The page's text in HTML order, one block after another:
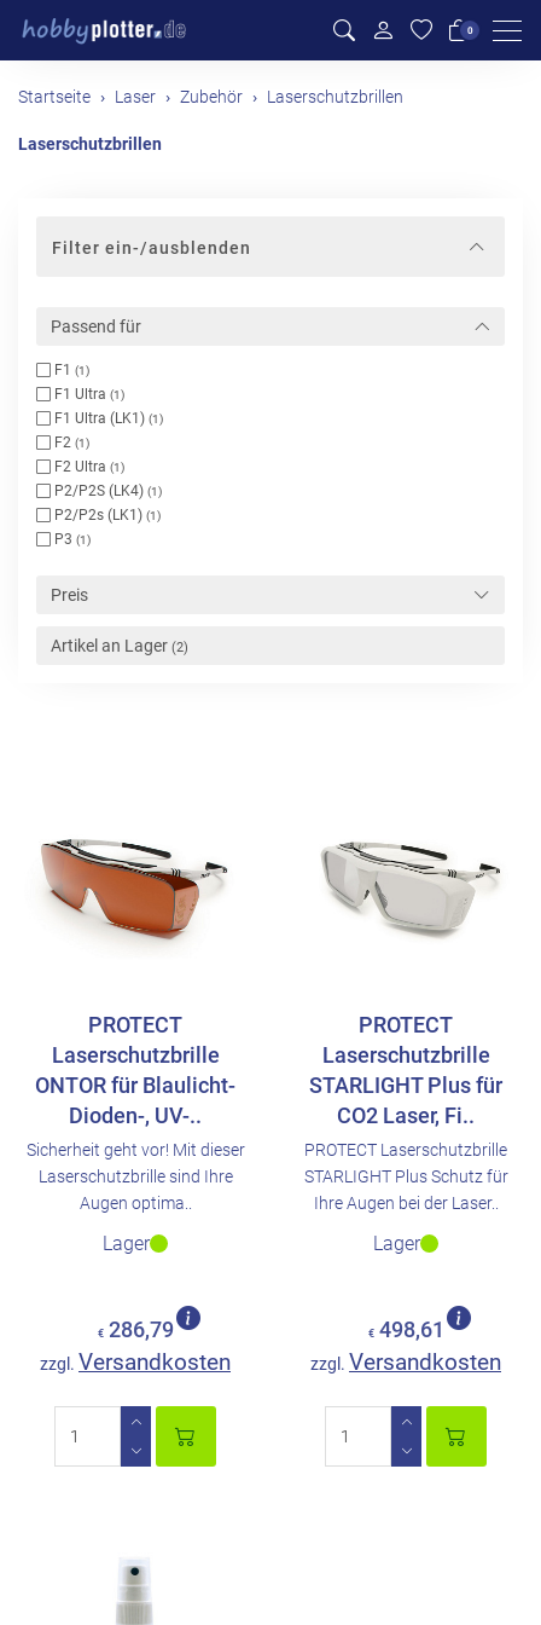
0
Startseite Laser Zubehör Laserschutzbrillen
Laserschutzbrillen
Filter ein-/ausblenden
Passend für
F1 (1)
F1 Ultra (1)
F1 Ultra (LK1) (1)
F2 (1)
F2 Ultra (1)
P2/P2S (LK4) (1)
P2/P2s (LK1) (1)
P3 (1)
Preis
Artikel an Lager (2)
PROTECT
Laserschutzbrille
ONTOR für Blaulicht-
Dioden-, UV-..
Sicherheit geht vor! Mit dieser
Laserschutzbrille sind Ihre
Augen optima..
Lager
€ 286,79
zzgl. Versandkosten
PROTECT
Laserschutzbrille
STARLIGHT Plus für
CO2 Laser, Fi..
PROTECT Laserschutzbrille
STARLIGHT Plus Schutz für
Ihre Augen bei der Laser..
Lager
€ 498,61
zzgl. Versandkosten